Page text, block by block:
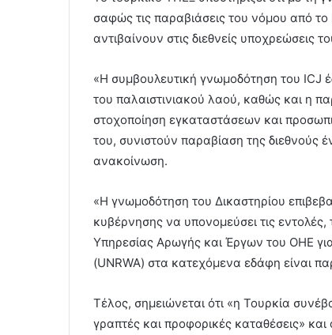
σαφώς τις παραβιάσεις του νόμου από
αντιβαίνουν στις διεθνείς υποχρεώσεις
«Η συμβουλευτική γνωμοδότηση του ICJ
του παλαιστινιακού λαού, καθώς και η
στοχοποίηση εγκαταστάσεων και
του, συνιστούν παραβίαση της διεθνούς
ανακοίνωση.
«Η γνωμοδότηση του Δικαστηρίου
κυβέρνησης να υπονομεύσει τις
Υπηρεσίας Αρωγής και Έργων του ΟΗΕ
(UNRWA) στα κατεχόμενα εδάφη είναι
Τέλος, σημειώνεται ότι «η Τουρκία
γραπτές και προφορικές καταθέσεις» και